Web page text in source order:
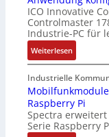
ICO Innovative
Controlmaster
Industrie-PC für
Weiterlesen:
1
9
-
Z
o
l
Industrielle
Raspberry Pi
Spectra
Serie Raspberry